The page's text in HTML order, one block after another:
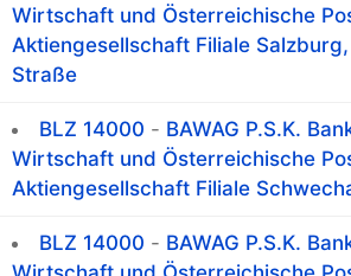
Wirtschaft und Österreichische
Aktiengesellschaft Filiale
Straße
BLZ 14000 - BAWAG P.S.K.
Wirtschaft und Österreichische
Aktiengesellschaft Filiale
BLZ 14000 - BAWAG P.S.K.